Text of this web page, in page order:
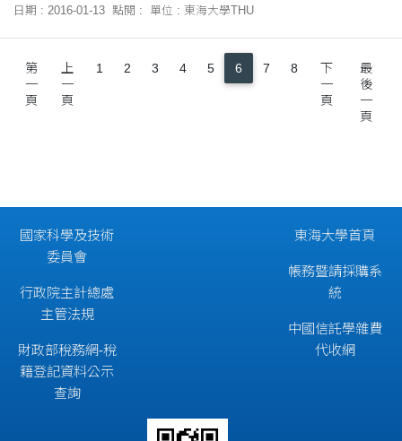
日期 : 2016-01-13 點閱 : 單位 : 東海大學THU
第
一
頁
上
一
頁
1 2 3 4 5 6 7 8
下
一
頁
最
後
一
頁
國家科學及技術
委員會
行政院主計總處
主管法規
財政部稅務網-稅
籍登記資料公示
查詢
東海大學首頁
帳務暨請採購系
統
中國信託學雜費
代收網